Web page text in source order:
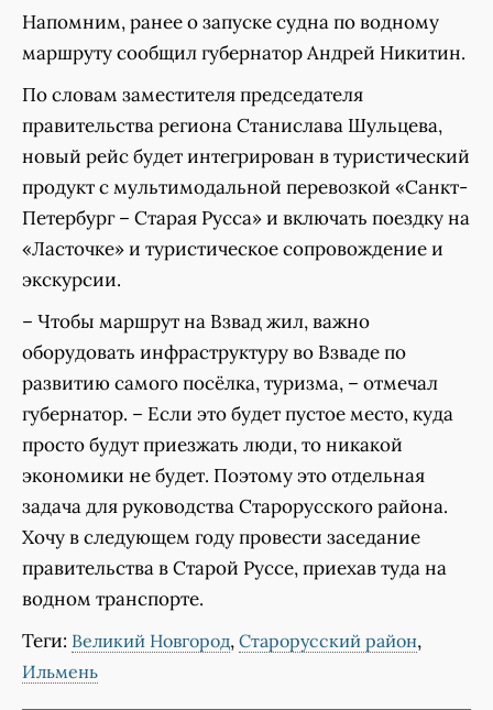
Напомним, ранее о запуске судна по водному
маршруту сообщил губернатор Андрей Никитин.
По словам заместителя председателя
правительства региона Станислава Шульцева,
новый рейс будет интегрирован в туристический
продукт с мультимодальной перевозкой «Санкт-
Петербург – Старая Русса» и включать поездку на
«Ласточке» и туристическое сопровождение и
экскурсии.
– Чтобы маршрут на Взвад жил, важно
оборудовать инфраструктуру во Взваде по
развитию самого посёлка, туризма, – отмечал
губернатор. – Если это будет пустое место, куда
просто будут приезжать люди, то никакой
экономики не будет. Поэтому это отдельная
задача для руководства Старорусского района.
Хочу в следующем году провести заседание
правительства в Старой Руссе, приехав туда на
водном транспорте.
Теги: Великий Новгород, Старорусский район,
Ильмень